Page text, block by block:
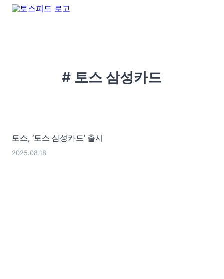
# 토스 삼성카드
토스, ‘토스 삼성카드’ 출시
2025.08.18